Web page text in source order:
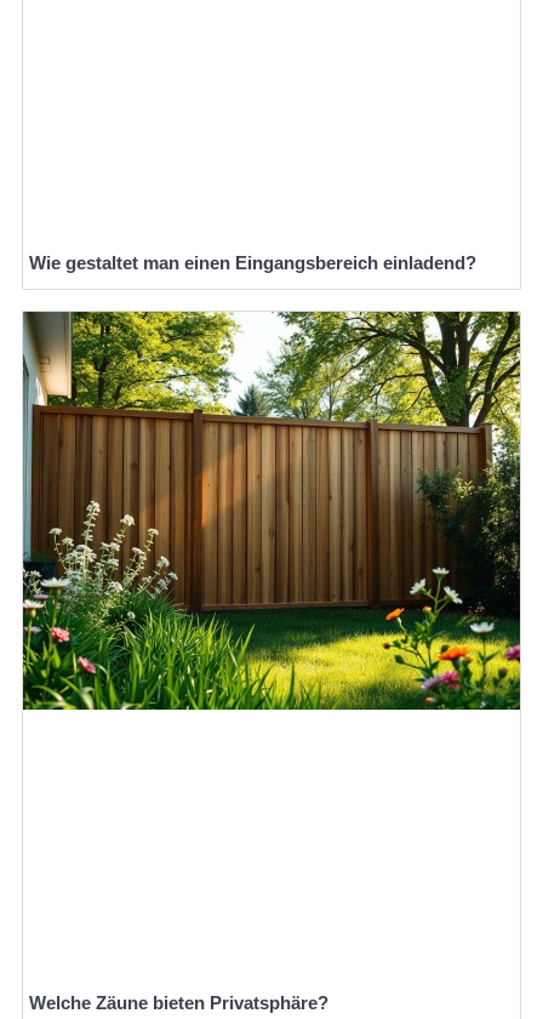
Wie gestaltet man einen Eingangsbereich einladend?
Welche Zäune bieten Privatsphäre?